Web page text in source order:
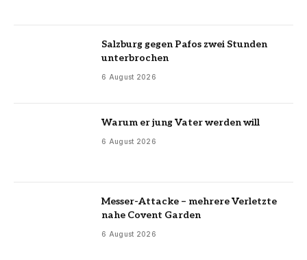
Salzburg gegen Pafos zwei Stunden
unterbrochen
6 August 2026
Warum er jung Vater werden will
6 August 2026
Messer-Attacke – mehrere Verletzte
nahe Covent Garden
6 August 2026